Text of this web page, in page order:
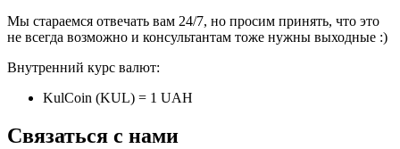
Мы стараемся отвечать вам 24/7, но просим принять, что это
не всегда возможно и консультантам тоже нужны выходные :)
Внутренний курс валют:
KulCoin (KUL) = 1 UAH
Связаться с нами